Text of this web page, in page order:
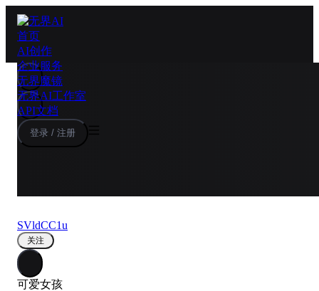
首页
AI创作
企业服务
无界魔镜
无界AI工作室
API文档
登录 / 注册
SVldCC1u
关注
可爱女孩